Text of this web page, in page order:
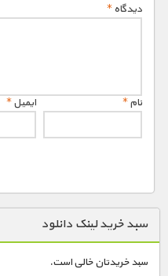
1900 تومان – داستان کوکاکولا (افزودن به سبد خريد)
دیدگاه*
نام* ایمیل*
سبد خرید لینک دانلود
سبد خریدتان خالی است.